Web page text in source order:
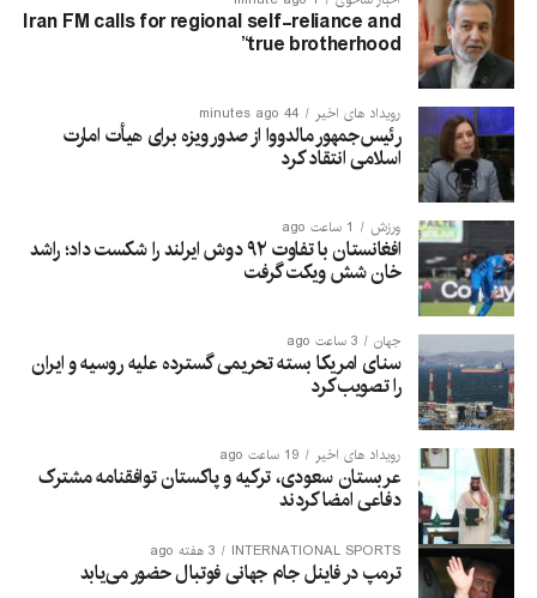
Iran FM calls for regional self-reliance and
‘true brotherhood’
رویداد های اخیر 44 minutes ago
رئیس‌جمهور مالدووا از صدور ویزه برای هیأت امارت
اسلامی انتقاد کرد
ورزش 1 ساعت ago
افغانستان با تفاوت ۹۲ دوش ایرلند را شکست داد؛ راشد
خان شش ویکت گرفت
جهان 3 ساعت ago
سنای امریکا بسته تحریمی گسترده علیه روسیه و ایران
را تصویب کرد
رویداد های اخیر 19 ساعت ago
عربستان سعودی، ترکیه و پاکستان توافقنامه مشترک
دفاعی امضا کردند
INTERNATIONAL SPORTS 3 هفته ago
ترمپ در فاینل جام جهانی فوتبال حضور می‌یابد